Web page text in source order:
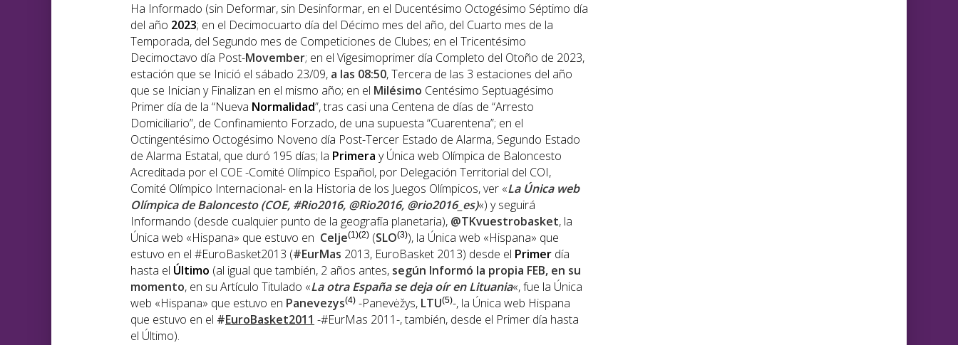
Ha Informado (sin Deformar, sin Desinformar, en el Ducentésimo Octogésimo Séptimo día
del año 2023; en el Decimocuarto día del Décimo mes del año, del Cuarto mes de la
Temporada, del Segundo mes de Competiciones de Clubes; en el Tricentésimo
Decimoctavo día Post-Movember; en el Vigesimoprimer día Completo del Otoño de 2023,
estación que se Inició el sábado 23/09, a las 08:50, Tercera de las 3 estaciones del año
que se Inician y Finalizan en el mismo año; en el Milésimo Centésimo Septuagésimo
Primer día de la “Nueva Normalidad”, tras casi una Centena de días de “Arresto
Domiciliario”, de Confinamiento Forzado, de una supuesta “Cuarentena”; en el
Octingentésimo Octogésimo Noveno día Post-Tercer Estado de Alarma, Segundo Estado
de Alarma Estatal, que duró 195 días; la Primera y Única web Olímpica de Baloncesto
Acreditada por el COE -Comité Olímpico Español, por Delegación Territorial del COI,
Comité Olímpico Internacional- en la Historia de los Juegos Olímpicos, ver «La Única web
Olímpica de Baloncesto (COE, #Rio2016, @Rio2016, @rio2016_es)«) y seguirá
Informando (desde cualquier punto de la geografía planetaria), @TKvuestrobasket, la
Única web «Hispana» que estuvo en Celje(1)(2) (SLO(3)), la Única web «Hispana» que
estuvo en el #EuroBasket2013 (#EurMas 2013, EuroBasket 2013) desde el Primer día
hasta el Último (al igual que también, 2 años antes, según Informó la propia FEB, en su
momento, en su Artículo Titulado «La otra España se deja oír en Lituania«, fue la Única
web «Hispana» que estuvo en Panevezys(4) -Panevėžys, LTU(5)-, la Única web Hispana
que estuvo en el #EuroBasket2011 -#EurMas 2011-, también, desde el Primer día hasta
el Último).